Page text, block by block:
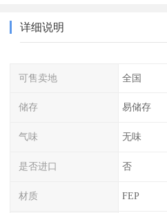
详细说明
可售卖地 全国
储存 易储存
气味 无味
是否进口 否
材质 FEP